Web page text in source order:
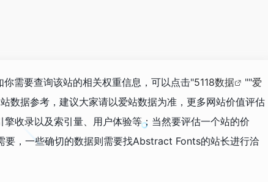
需要查询该站的相关权重信息，可以点击"5118数据 ""爱
数据参考，建议大家请以爱站数据为准，更多网站价值评估
收录以及索引量、用户体验等；当然要评估一个站的价
要，一些确切的数据则需要找Abstract Fonts的站长进行洽